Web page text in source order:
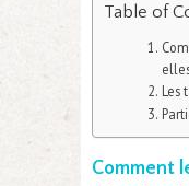
Table of
Les
Comment